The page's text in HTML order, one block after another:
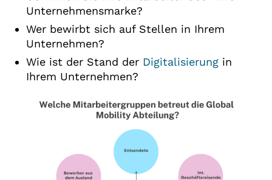
Unternehmensmarke?
Wer bewirbt sich auf Stellen in Ihrem
Unternehmen?
Wie ist der Stand der Digitalisierung in
Ihrem Unternehmen?